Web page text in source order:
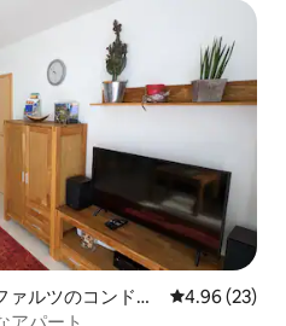
ルツのコンドミ
レビュー23
4.96 (23)